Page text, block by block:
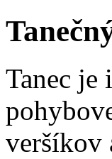
Tanec je
veršíkov